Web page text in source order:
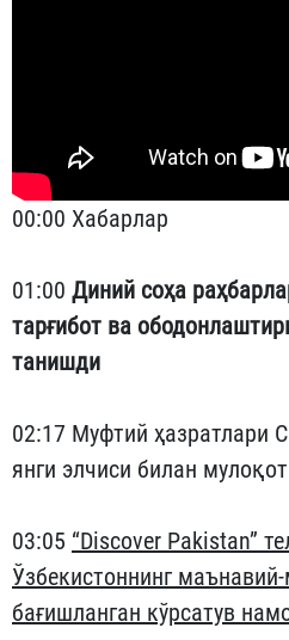
00:00 Хабарлар
01:00 Диний соҳа
тарғибот ва
танишди
02:17 Муфтий ҳазратлари
янги элчиси билан
03:05 “Discover Pakistan”
Ўзбекистоннинг
бағишланган кўрсатув